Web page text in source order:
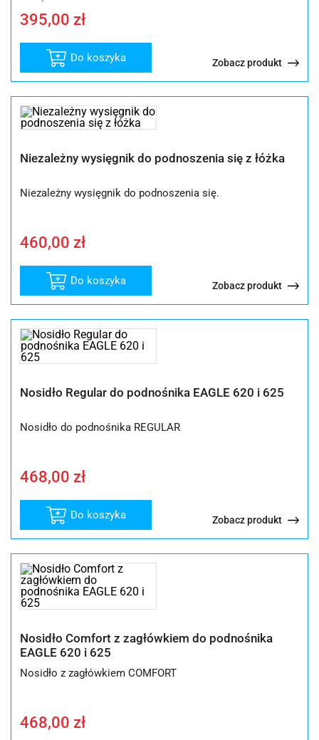
cena
wynosiła:
475,00 zł.
395,00 zł
cena
wynosi:
395,00 zł.
Do koszyka Zobacz produkt
Niezależny wysięgnik do podnoszenia się z łóżka
Niezależny wysięgnik do podnoszenia się.
460,00 zł
Do koszyka Zobacz produkt
Nosidło Regular do podnośnika EAGLE 620 i 625
Nosidło do podnośnika REGULAR
468,00 zł
Do koszyka Zobacz produkt
Nosidło Comfort z zagłówkiem do podnośnika
EAGLE 620 i 625
Nosidło z zagłówkiem COMFORT
468,00 zł